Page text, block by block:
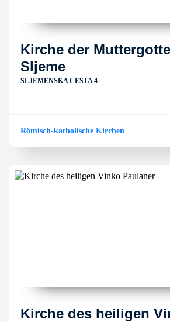
Kirche der
Sljeme
SLJEMENSKA CESTA 4
Römisch-katholische Kirchen
Kirche des heiligen